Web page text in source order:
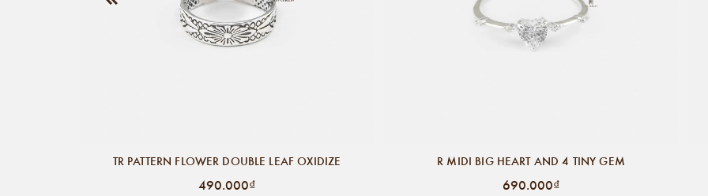
TR PATTERN FLOWER DOUBLE LEAF OXIDIZE
490.000₫
R MIDI BIG HEART AND 4 TINY GEM
690.000₫